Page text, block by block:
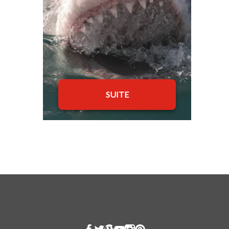
SUITE